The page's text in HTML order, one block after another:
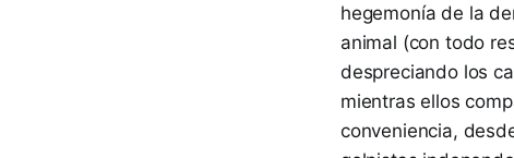
hegemonía de la
animal (con todo
despreciando los
mientras ellos
conveniencia,